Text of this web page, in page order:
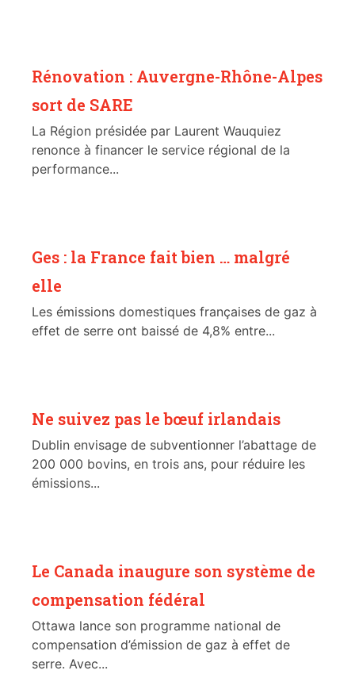
Rénovation : Auvergne-Rhône-Alpes
sort de SARE
La Région présidée par Laurent Wauquiez
renonce à financer le service régional de la
performance...
Ges : la France fait bien … malgré
elle
Les émissions domestiques françaises de gaz à
effet de serre ont baissé de 4,8% entre...
Ne suivez pas le bœuf irlandais
Dublin envisage de subventionner l’abattage de
200 000 bovins, en trois ans, pour réduire les
émissions...
Le Canada inaugure son système de
compensation fédéral
Ottawa lance son programme national de
compensation d’émission de gaz à effet de
serre. Avec...